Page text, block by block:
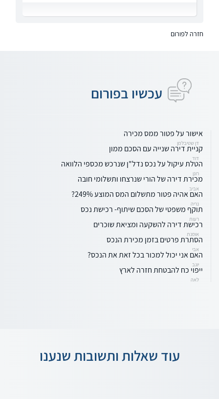
חזרה לפורום
עכשיו בפורום
אישור על פטור ממס מכירה
דן שטיבלמן
קניית דירה שנייה עם הסכם ממון
דוד
הטלת עיקול על נכס נדל"ן שנרכש מכספי הלוואה
רונן
מכירת דירה של הורי שנרצחו ותשלומי חובה
אביב
האם אהיה פטור מתשלום המס המוצע 249%?
נריה
תוקף משפטי של הסכם שיתוף- רכישת נכס
רעות
רכישת דירה להשקעה ומציאת שוכרים
אוסנת
הסתרת פרטים בזמן מכירת הנכס
אבי
האם אני יכול למכור בכל זאת את הנכס?
יוגב
ייפוי כח להבטחת חזרה לארץ
לאה
עוד שאלות ותשובות שנענו